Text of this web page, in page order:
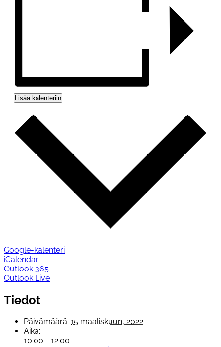
Lisää kalenteriin
Google-kalenteri
iCalendar
Outlook 365
Outlook Live
Tiedot
Päivämäärä: 15 maaliskuun, 2022
Aika:
10:00 - 12:00